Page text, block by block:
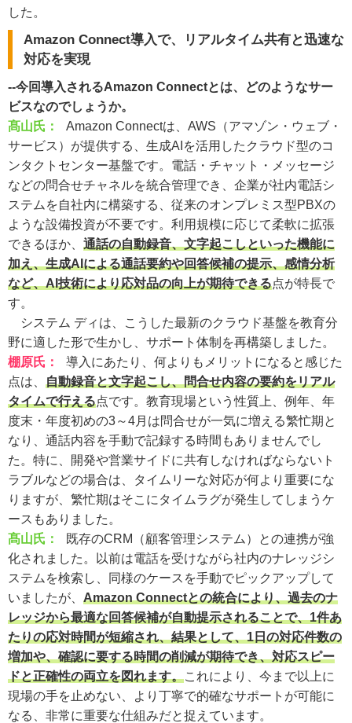
した。
Amazon Connect導入で、リアルタイム共有と迅速な
対応を実現
--今回導入されるAmazon Connectとは、どのようなサー
ビスなのでしょうか。
髙山氏：
Amazon Connectは、AWS（アマゾン・ウェブ・
サービス）が提供する、生成AIを活用したクラウド型のコ
ンタクトセンター基盤です。電話・チャット・メッセージ
などの問合せチャネルを統合管理でき、企業が社内電話シ
ステムを自社内に構築する、従来のオンプレミス型PBXの
ような設備投資が不要です。利用規模に応じて柔軟に拡張
できるほか、 通話の自動録音、文字起こしといった機能に
加え、生成AIによる通話要約や回答候補の提示、感情分析
など、AI技術により応対品の向上が期待できる点が特長で
す。
システム ディは、こうした最新のクラウド基盤を教育分
野に適した形で生かし、サポート体制を再構築しました。
棚原氏 ：
導入にあたり、何よりもメリットになると感じた
点は、 自動録音と文字起こし、問合せ内容の要約をリアル
タイムで行える点です。教育現場という性質上、例年、年
度末・年度初めの3～4月は問合せが一気に増える繁忙期と
なり、通話内容を手動で記録する時間もありませんでし
た。特に、開発や営業サイドに共有しなければならないト
ラブルなどの場合は、タイムリーな対応が何より重要にな
りますが、繁忙期はそこにタイムラグが発生してしまうケ
ースもありました。
髙山氏：
既存のCRM（顧客管理システム）との連携が強
化されました。以前は電話を受けながら社内のナレッジシ
ステムを検索し、同様のケースを手動でピックアップして
いましたが、 Amazon Connectとの統合により、過去のナ
レッジから最適な回答候補が自動提示されることで、1件あ
たりの応対時間が短縮され、結果として、1日の対応件数の
増加や、確認に要する時間の削減が期待でき、対応スピー
ドと正確性の両立を図れます。これにより、今まで以上に
現場の手を止めない、より丁寧で的確なサポートが可能に
なる、非常に重要な仕組みだと捉えています。